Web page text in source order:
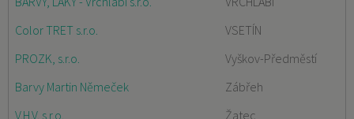
Color TRET s.r.o.
VSETÍN
PROZK, s.r.o.
Vyškov-Předměstí
Barvy Martin Němeček
Zábřeh
V.H.V. s.r.o.
Žatec